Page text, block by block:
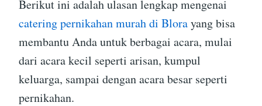
Berikut ini adalah ulasan lengkap mengenai
catering pernikahan murah di Blorayang bisa
membantu Anda untuk berbagai acara, mulai
dari acara kecil seperti arisan, kumpul
keluarga, sampai dengan acara besar seperti
pernikahan.